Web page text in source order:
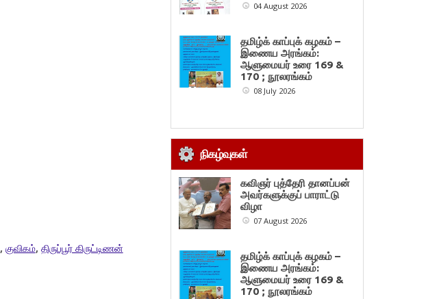
, குவிகம், திருப்பூர் கிருட்டிணன்
04 August 2026
தமிழ்க் காப்புக் கழகம் –
இணைய அரங்கம்:
ஆளுமையர் உரை 169 &
170 ; நூலரங்கம்
08 July 2026
நிகழ்வுகள்
கவிஞர் புத்தேரி தானப்பன்
அவர்களுக்குப் பாராட்டு
விழா
07 August 2026
தமிழ்க் காப்புக் கழகம் –
இணைய அரங்கம்:
ஆளுமையர் உரை 169 &
170 ; நூலரங்கம்